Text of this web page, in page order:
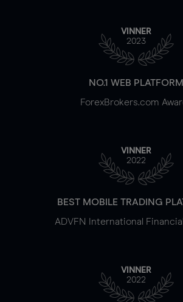
VINNER
2023
NO.1 WEB PLATFORM
ForexBrokers.com
VINNER
2022
BEST MOBILE TRADING
ADVFN International
VINNER
2022